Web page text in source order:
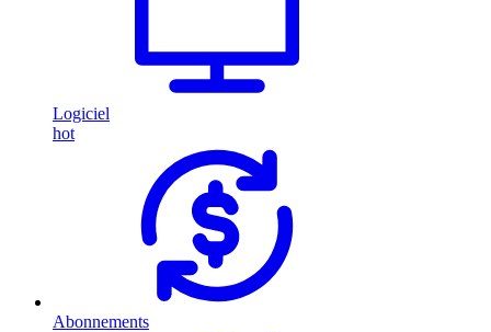
Logiciel
hot
Abonnements